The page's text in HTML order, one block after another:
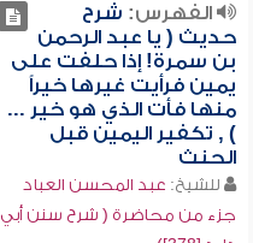
الفهرس: شرح
حديث ( يا عبد الرحمن
بن سمرة! إذا حلفت على
يمين فرأيت غيرها خيراً
منها فأت الذي هو خير ...
) , تكفير اليمين قبل
الحنث
للشيخ: عبد المحسن العباد
جزء من محاضرة ( شرح سنن أبي